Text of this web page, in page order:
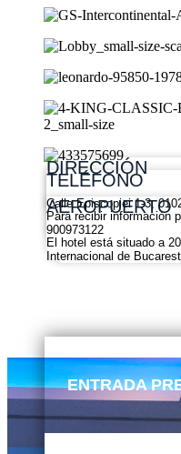
DIRECCIÓN
Calle Episcopiei 1-3,
TELÉFONO
Para recibir información
900973122
AEROPUERTO
El hotel está situado a
Internacional de
ENTRADA